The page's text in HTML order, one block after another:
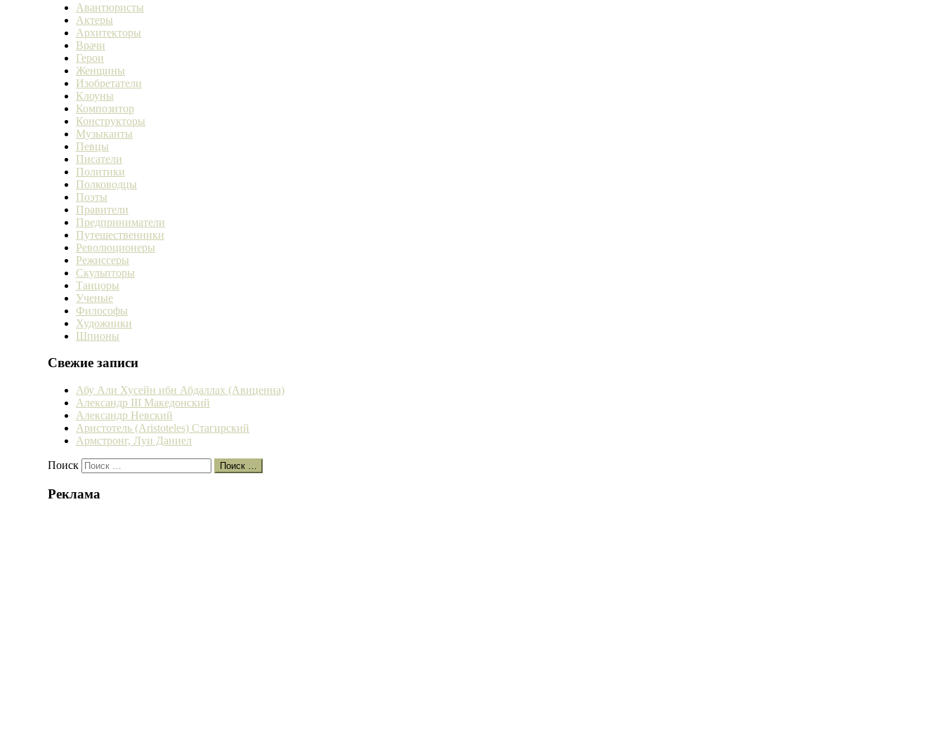
Авантюристы
Актеры
Архитекторы
Врачи
Герои
Женщины
Изобретатели
Клоуны
Композитор
Конструкторы
Музыканты
Певцы
Писатели
Политики
Полководцы
Поэты
Правители
Предприниматели
Путешественники
Революционеры
Режиссеры
Скульпторы
Танцоры
Ученые
Философы
Художники
Шпионы
Свежие записи
Абу Али Хусейн ибн Абдаллах (Авиценна)
Александр III Македонский
Александр Невский
Аристотель (Aristoteles) Стагирский
Армстронг, Луи Даниел
Поиск Поиск …
Реклама